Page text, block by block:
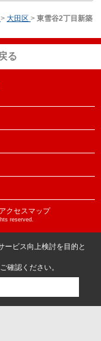
> 大田区 > 東雪谷2丁目新築
る
アクセスマップ
reserved.
ービス向上検討を目的と
確認ください。